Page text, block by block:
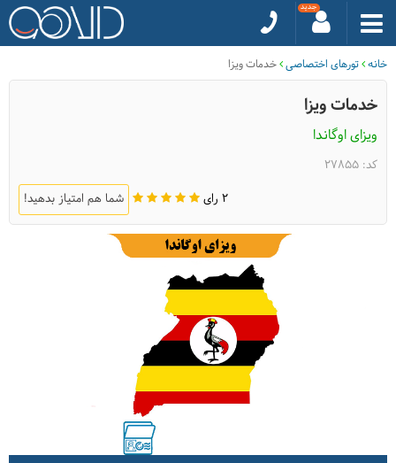
خانه تورهای اختصاصی خدمات ویزا
خدمات ویزا
ویزای اوگاندا
کد: 27855
2 رای
شما هم امتیاز بدهید!